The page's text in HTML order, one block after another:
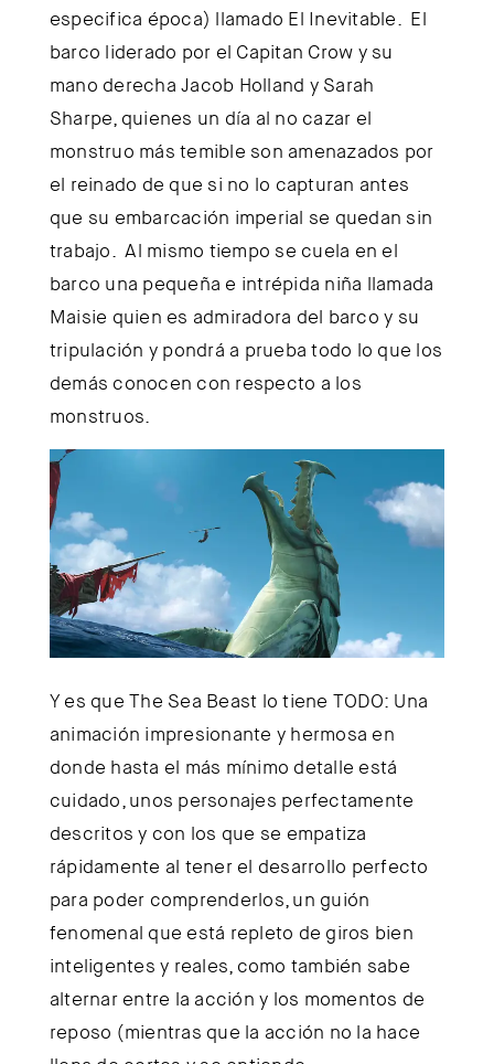
especifica época) llamado El Inevitable. El
barco liderado por el Capitan Crow y su
mano derecha Jacob Holland y Sarah
Sharpe, quienes un día al no cazar el
monstruo más temible son amenazados por
el reinado de que si no lo capturan antes
que su embarcación imperial se quedan sin
trabajo. Al mismo tiempo se cuela en el
barco una pequeña e intrépida niña llamada
Maisie quien es admiradora del barco y su
tripulación y pondrá a prueba todo lo que los
demás conocen con respecto a los
monstruos.
Y es que The Sea Beast lo tiene TODO: Una
animación impresionante y hermosa en
donde hasta el más mínimo detalle está
cuidado, unos personajes perfectamente
descritos y con los que se empatiza
rápidamente al tener el desarrollo perfecto
para poder comprenderlos, un guión
fenomenal que está repleto de giros bien
inteligentes y reales, como también sabe
alternar entre la acción y los momentos de
reposo (mientras que la acción no la hace